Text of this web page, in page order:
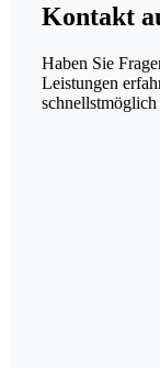
Kontakt
Haben Sie
Leistungen